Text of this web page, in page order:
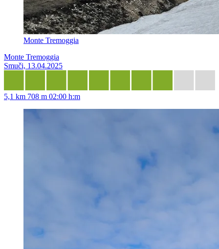
Monte Tremoggia
Monte Tremoggia
Smuči, 13.04.2025
5,1 km 708 m 02:00 h:m